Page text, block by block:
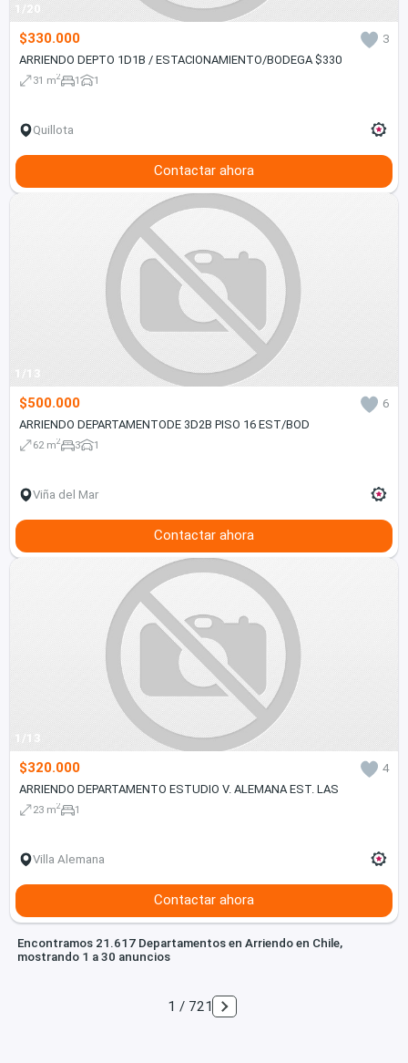
1/20
$330.000
3
ARRIENDO DEPTO 1D1B / ESTACIONAMIENTO/BODEGA $330
31 m2 1 1
Quillota
Contactar ahora
1/13
$500.000
6
ARRIENDO DEPARTAMENTODE 3D2B PISO 16 EST/BOD
62 m2 3 1
Viña del Mar
Contactar ahora
1/13
$320.000
4
ARRIENDO DEPARTAMENTO ESTUDIO V. ALEMANA EST. LAS
23 m2 1
Villa Alemana
Contactar ahora
Encontramos 21.617 Departamentos en Arriendo en Chile,
mostrando 1 a 30 anuncios
1 / 721